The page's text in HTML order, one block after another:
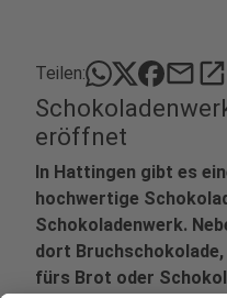
Teilen: mailopen_in_new
eröffnet
In Hattingen gibt es
hochwertige
Schokoladenwerk.
dort
fürs Brot oder